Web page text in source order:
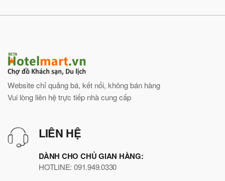
Website chỉ quảng bá, kết nối, không bán hàng
Vui lòng liên hệ trực tiếp nhà cung cấp
LIÊN HỆ
DÀNH CHO CHỦ GIAN HÀNG:
HOTLINE: 091.949.0330